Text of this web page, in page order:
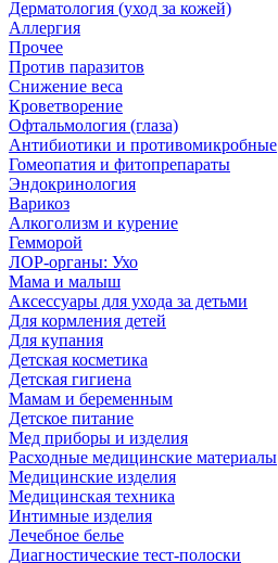
Дерматология (уход за кожей)
Аллергия
Прочее
Против паразитов
Снижение веса
Кроветворение
Офтальмология (глаза)
Антибиотики и противомикробные
Гомеопатия и фитопрепараты
Эндокринология
Варикоз
Алкоголизм и курение
Гемморой
ЛОР-органы: Ухо
Мама и малыш
Аксессуары для ухода за детьми
Для кормления детей
Для купания
Детская косметика
Детская гигиена
Мамам и беременным
Детское питание
Мед приборы и изделия
Расходные медицинские материалы
Медицинские изделия
Медицинская техника
Интимные изделия
Лечебное белье
Диагностические тест-полоски